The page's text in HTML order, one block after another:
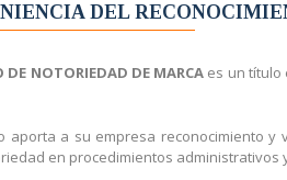
DEL
DE NOTORIEDAD DE MARCA es un título
aporta a su empresa reconocimiento
en procedimientos administrativos